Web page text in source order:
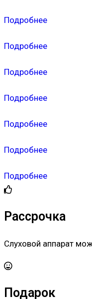
Подробнее
Подробнее
Подробнее
Подробнее
Подробнее
Подробнее
Подробнее
Рассрочка
Слуховой аппарат
Подарок